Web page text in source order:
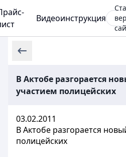
Видеоинструкция
В Актобе разгорается
участием полицейских
03.02.2011
В Актобе разгорается
полицейских